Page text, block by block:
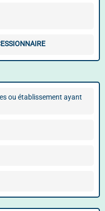
ou établissement ayant